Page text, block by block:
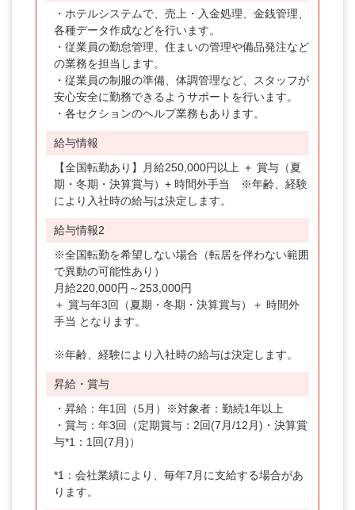
・ホテルシステムで、売上・入金処理、金銭管理、
各種データ作成などを行います。
・従業員の勤怠管理、住まいの管理や備品発注など
の業務を担当します。
・従業員の制服の準備、体調管理など、スタッフが
安心安全に勤務できるようサポートを行います。
・各セクションのヘルプ業務もあります。
給与情報
【全国転勤あり】月給250,000円以上 ＋ 賞与（夏
期・冬期・決算賞与）+ 時間外手当 ※年齢、経験
により入社時の給与は決定します。
給与情報2
※全国転勤を希望しない場合（転居を伴わない範囲
で異動の可能性あり）
月給220,000円～253,000円
＋ 賞与年3回（夏期・冬期・決算賞与）＋ 時間外
手当 となります。
※年齢、経験により入社時の給与は決定します。
昇給・賞与
・昇給：年1回（5月）※対象者：勤続1年以上
・賞与：年3回（定期賞与：2回(7月/12月)・決算賞
与*1：1回(7月)）
*1：会社業績により、毎年7月に支給する場合があ
ります。